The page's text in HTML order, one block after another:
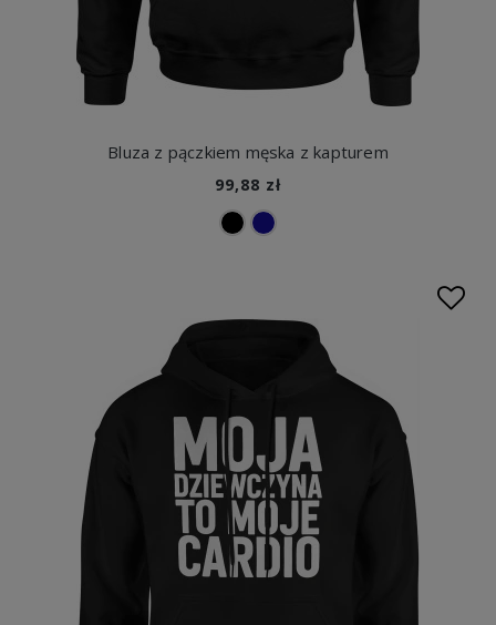
Bluza z pączkiem męska z kapturem
99,88 zł